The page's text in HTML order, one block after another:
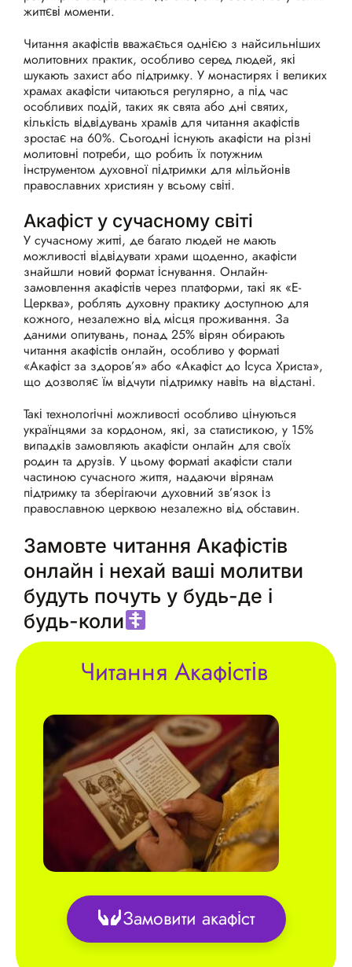
життєві моменти.
Читання акафістів вважається однією з найсильніших
молитовних практик, особливо серед людей, які
шукають захист або підтримку. У монастирях і великих
храмах акафісти читаються регулярно, а під час
особливих подій, таких як свята або дні святих,
кількість відвідувань храмів для читання акафістів
зростає на 60%. Сьогодні існують акафісти на різні
молитовні потреби, що робить їх потужним
інструментом духовної підтримки для мільйонів
православних християн у всьому світі.
Акафіст у сучасному світі
У сучасному житті, де багато людей не мають
можливості відвідувати храми щоденно, акафісти
знайшли новий формат існування. Онлайн-
замовлення акафістів через платформи, такі як «Е-
Церква», роблять духовну практику доступною для
кожного, незалежно від місця проживання. За
даними опитувань, понад 25% вірян обирають
читання акафістів онлайн, особливо у форматі
«Акафіст за здоров’я» або «Акафіст до Ісуса Христа»,
що дозволяє їм відчути підтримку навіть на відстані.
Такі технологічні можливості особливо цінуються
українцями за кордоном, які, за статистикою, у 15%
випадків замовляють акафісти онлайн для своїх
родин та друзів. У цьому форматі акафісти стали
частиною сучасного життя, надаючи вірянам
підтримку та зберігаючи духовний зв’язок із
православною церквою незалежно від обставин.
Замовте читання Акафістів
онлайн і нехай ваші молитви
будуть почуть у будь-де і
будь-коли
Читання Акафістів
Замовити акафіст